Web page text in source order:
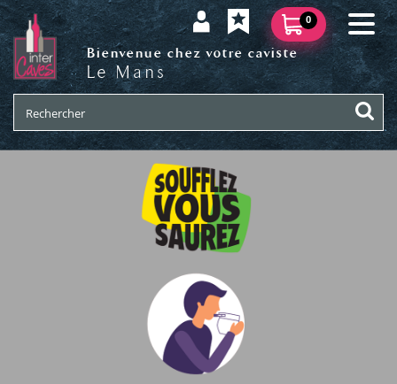
0
Bienvenue chez votre caviste
Le Mans